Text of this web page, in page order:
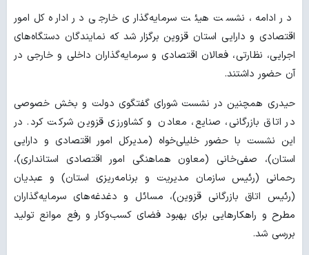
در ادامه، نشست هیئت سرمایه‌گذاری خارجی در اداره کل امور
اقتصادی و دارایی استان قزوین برگزار شد که نمایندگان دستگاه‌های
اجرایی، نظارتی، فعالان اقتصادی و سرمایه‌گذاران داخلی و خارجی در
آن حضور داشتند.
حیدری همچنین در نشست شورای گفتگوی دولت و بخش خصوصی
در اتاق بازرگانی، صنایع، معادن و کشاورزی قزوین شرکت کرد. در
این نشست با حضور خلیلی‌خواه (مدیرکل امور اقتصادی و دارایی
استان)، صفی‌خانی (معاون هماهنگی امور اقتصادی استانداری)،
رحمانی (رئیس سازمان مدیریت و برنامه‌ریزی استان) و عبدیان
(رئیس اتاق بازرگانی قزوین)، مسائل و دغدغه‌های سرمایه‌گذاران
مطرح و راهکارهایی برای بهبود فضای کسب‌وکار و رفع موانع تولید
بررسی شد.